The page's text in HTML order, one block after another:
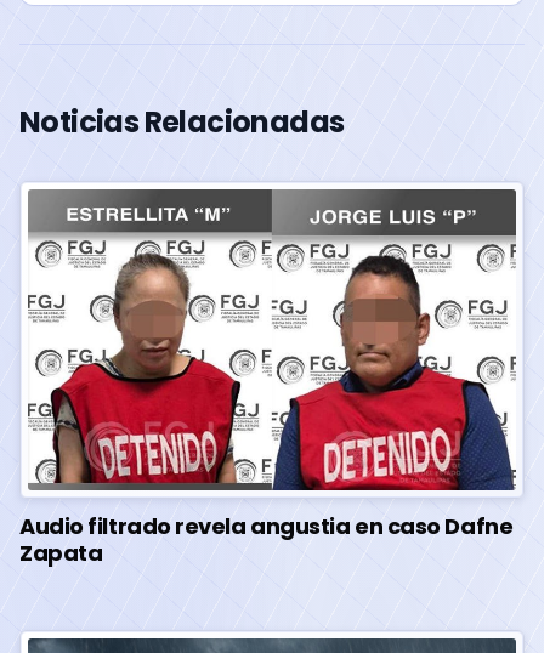
Noticias Relacionadas
Audio filtrado revela angustia en caso Dafne
Zapata